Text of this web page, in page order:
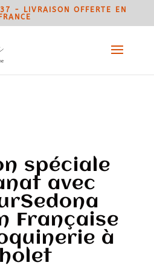
- LIVRAISON OFFERTE EN
FRANCE
spéciale
avec
Française
à